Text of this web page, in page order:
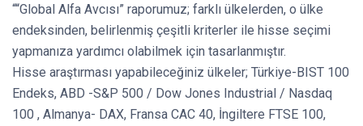
““Global Alfa Avcısı” raporumuz; farklı ülkelerden, o ülke
endeksinden, belirlenmiş çeşitli kriterler ile hisse seçimi
yapmanıza yardımcı olabilmek için tasarlanmıştır.
Hisse araştırması yapabileceğiniz ülkeler; Türkiye-BIST 100
Endeks, ABD -S&P 500 / Dow Jones Industrial / Nasdaq
100 , Almanya- DAX, Fransa CAC 40, İngiltere FTSE 100,